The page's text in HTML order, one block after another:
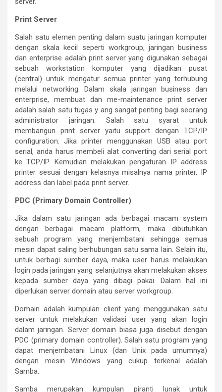
Print Server
Salah satu elemen penting dalam suatu jaringan komputer
dengan skala kecil seperti workgroup, jaringan business
dan enterprise adalah print server yang digunakan sebagai
sebuah workstation komputer yang dijadikan pusat
(central) untuk mengatur semua printer yang terhubung
melalui networking. Dalam skala jaringan business dan
enterprise, membuat dan me-maintenance print server
adalah salah satu tugas y ang sangat penting bagi seorang
administrator jaringan. Salah satu syarat untuk
membangun print server yaitu support dengan TCP/IP
configuration. Jika printer menggunakan USB atau port
serial, anda harus membeli alat converting dari serial port
ke TCP/IP. Kemudian melakukan pengaturan IP address
printer sesuai dengan kelasnya misalnya nama printer, IP
address dan label pada print server.
PDC (Primary Domain Controller)
Jika dalam satu jaringan ada berbagai macam system
dengan berbagai macam platform, maka dibutuhkan
sebuah program yang menjembatani sehingga semua
mesin dapat saling berhubungan satu sama lain. Selain itu,
untuk berbagi sumber daya, maka user harus melakukan
login pada jaringan yang selanjutnya akan melakukan akses
kepada sumber daya yang dibagi pakai. Dalam hal ini
diperlukan server domain atau server workgroup.
Domain adalah kumpulan client yang menggunakan satu
server untuk melakukan validasi user yang akan login
dalam jaringan. Server domain biasa juga disebut dengan
PDC (primary domain controller). Salah satu program yang
dapat menjembatani Linux (dan Unix pada umumnya)
dengan mesin Windows yang cukup terkenal adalah
Samba.
Samba merupakan kumpulan piranti lunak untuk